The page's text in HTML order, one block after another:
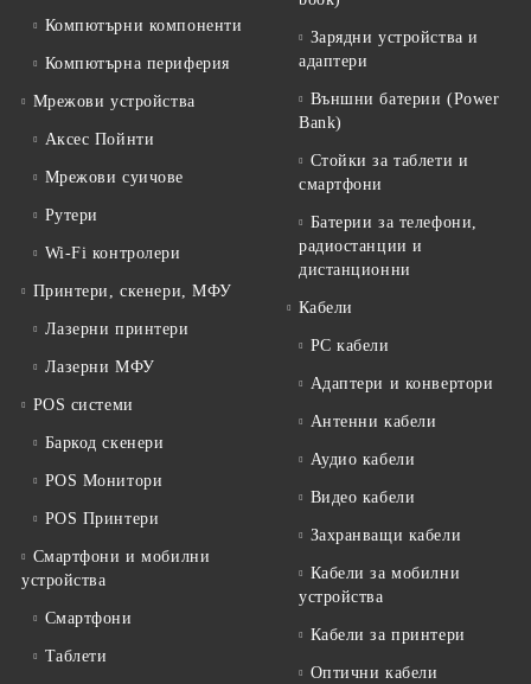
Компютърни компоненти
Компютърна периферия
Мрежови устройства
Аксес Пойнти
Мрежови суичове
Рутери
Wi-Fi контролери
Принтери, скенери, МФУ
Лазерни принтери
Лазерни МФУ
POS системи
Баркод скенери
POS Монитори
POS Принтери
Смартфони и мобилни
устройства
Смартфони
Таблети
Зарядни устройства и
адаптери
Външни батерии (Power
Bank)
Стойки за таблети и
смартфони
Батерии за телефони,
радиостанции и
дистанционни
Кабели
PC кабели
Адаптери и конвертори
Антенни кабели
Аудио кабели
Видео кабели
Захранващи кабели
Кабели за мобилни
устройства
Кабели за принтери
Оптични кабели